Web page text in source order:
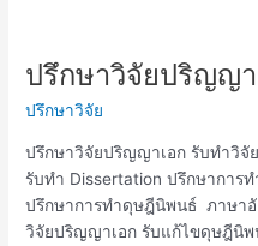
ปรึกษาวิจัยปริญญา
ปรึกษาวิจัย
ปรึกษาวิจัยปริญญาเอก รับทำวิ
รับทำ Dissertation ปรึกษากา
ปรึกษาการทำดุษฎีนิพนธ์ ภาษา
วิจัยปริญญาเอก รับแก้ไขดุษฎีนิ
ปรึกษา
ปริญญา
เอก